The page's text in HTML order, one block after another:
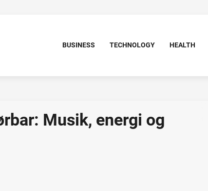
BUSINESS TECHNOLOGY HEALTH
Musik, energi og